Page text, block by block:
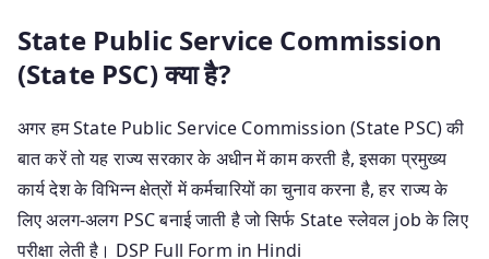
State Public Service Commission
(State PSC) क्या है?
अगर हम State Public Service Commission (State PSC) की
बात करें तो यह राज्य सरकार के अधीन में काम करती है, इसका प्रमुख्य
कार्य देश के विभिन्न क्षेत्रों में कर्मचारियों का चुनाव करना है, हर राज्य के
लिए अलग-अलग PSC बनाई जाती है जो सिर्फ State स्लेवल job के लिए
परीक्षा लेती है। DSP Full Form in Hindi